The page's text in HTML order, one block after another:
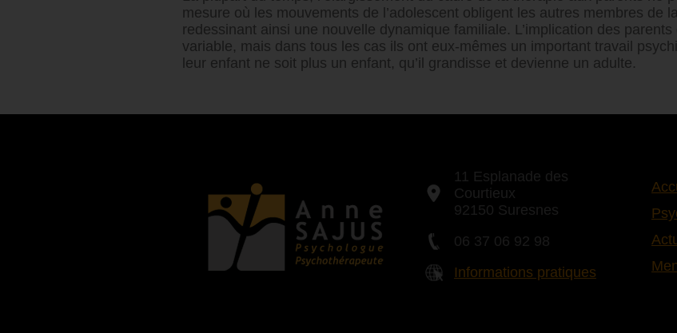
mesure où les mouvements de l’adolescent obligent les autres membres de
redessinant ainsi une nouvelle dynamique familiale. L’implication des
variable, mais dans tous les cas ils ont eux-mêmes un important travail
leur enfant ne soit plus un enfant, qu’il grandisse et devienne un adulte.
11 Esplanade des
Courtieux
92150 Suresnes
06 37 06 92 98
Informations pratiques